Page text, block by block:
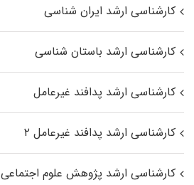
کارشناسی ارشد ایران شناسی
کارشناسی ارشد باستان شناسی
کارشناسی ارشد پدافند غیرعامل
کارشناسی ارشد پدافند غیرعامل ۲
کارشناسی ارشد پژوهش علوم اجتماعی